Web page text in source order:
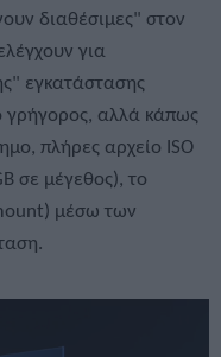
διαθέσιμες" στον
για
εγκατάστασης
γρήγορος, αλλά κάπως
πλήρες αρχείο ISO
σε μέγεθος), το
μέσω των